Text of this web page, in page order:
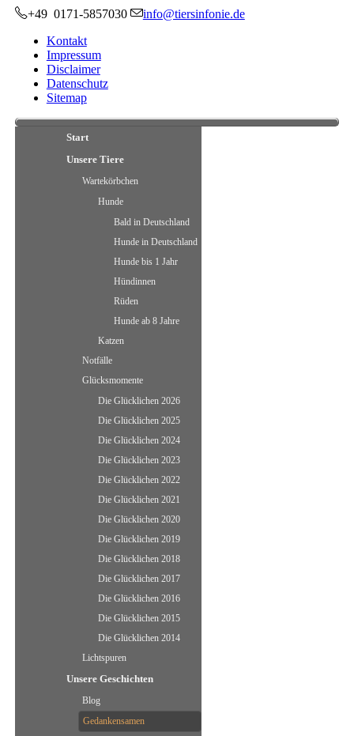
+49 0171-5857030 info@tiersinfonie.de
Kontakt
Impressum
Disclaimer
Datenschutz
Sitemap
Start
Unsere Tiere
Wartekörbchen
Hunde
Bald in Deutschland
Hunde in Deutschland
Hunde bis 1 Jahr
Hündinnen
Rüden
Hunde ab 8 Jahre
Katzen
Notfälle
Glücksmomente
Die Glücklichen 2026
Die Glücklichen 2025
Die Glücklichen 2024
Die Glücklichen 2023
Die Glücklichen 2022
Die Glücklichen 2021
Die Glücklichen 2020
Die Glücklichen 2019
Die Glücklichen 2018
Die Glücklichen 2017
Die Glücklichen 2016
Die Glücklichen 2015
Die Glücklichen 2014
Lichtspuren
Unsere Geschichten
Blog
Gedankensamen